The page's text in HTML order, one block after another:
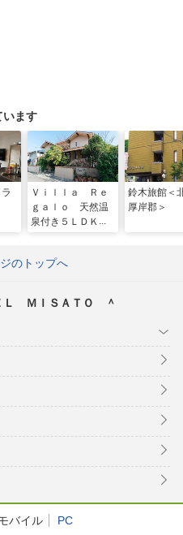
います
Ｖｉｌｌａ Ｒｅ
ｇａｌｏ 天然温
泉付き５ＬＤＫ！
鈴木旅館＜
厚岸郡＞
のトップへ
Ｌ ＭＩＳＡＴＯ ＾
バイル PC